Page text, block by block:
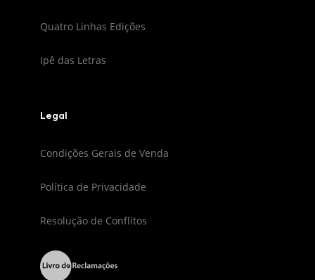
Quatro Linhas Edições
Ipê das Letras
Legal
Condições Gerais de Venda
Política de Privacidade
Resolução de Conflitos